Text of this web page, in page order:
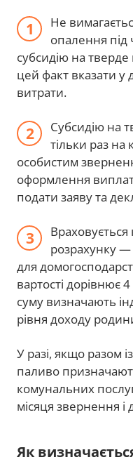
Не
опалення під
субсидію на
цей факт вказати у
витрати.
Субсидію на
тільки раз на
особистим
оформлення
подати заяву та
розрахунку
для
вартості дорівнює
суму визначають
рівня доходу
У разі, якщо разом
паливо
комунальних
місяця звернення і
Як